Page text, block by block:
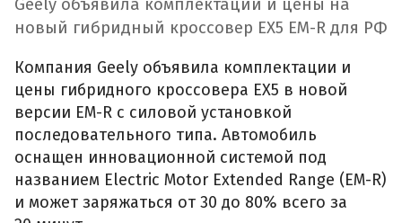
Geely объявила комплектации и цены на
новый гибридный кроссовер EX5 EM-R для РФ
Компания Geely объявила комплектации и
цены гибридного кроссовера EX5 в новой
версии EM-R с силовой установкой
последовательного типа. Автомобиль
оснащен инновационной системой под
названием Electric Motor Extended Range (EM-R)
и может заряжаться от 30 до 80% всего за